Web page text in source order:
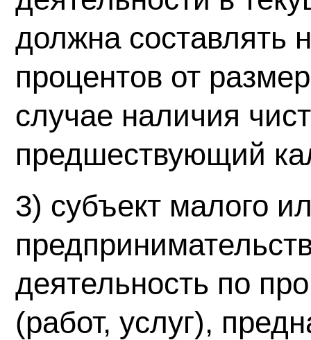
должна составлять
процентов от
случае наличия
предшествующий
3) субъект малого
деятельность по
(работ, услуг),